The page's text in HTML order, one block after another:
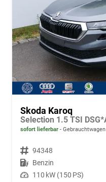
Skoda Karoq
sofort lieferbar Gebrauchtwagen
Fahrzeugnr. 94348
Kraftstoff Benzin
Leistung 110 kW (150 PS)